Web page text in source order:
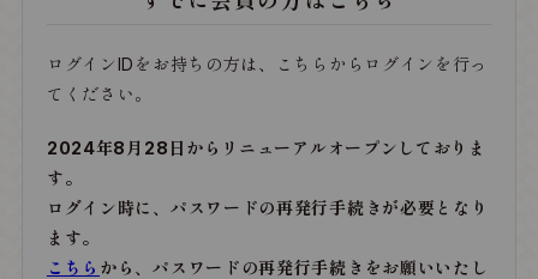
ログインIDをお持ちの方は、こちらからログインを行っ
てください。
2024年8月28日からリニューアルオープンしておりま
す。
ログイン時に、パスワードの再発行手続きが必要となり
ます。
こちら から、パスワードの再発行手続きをお願いいたし